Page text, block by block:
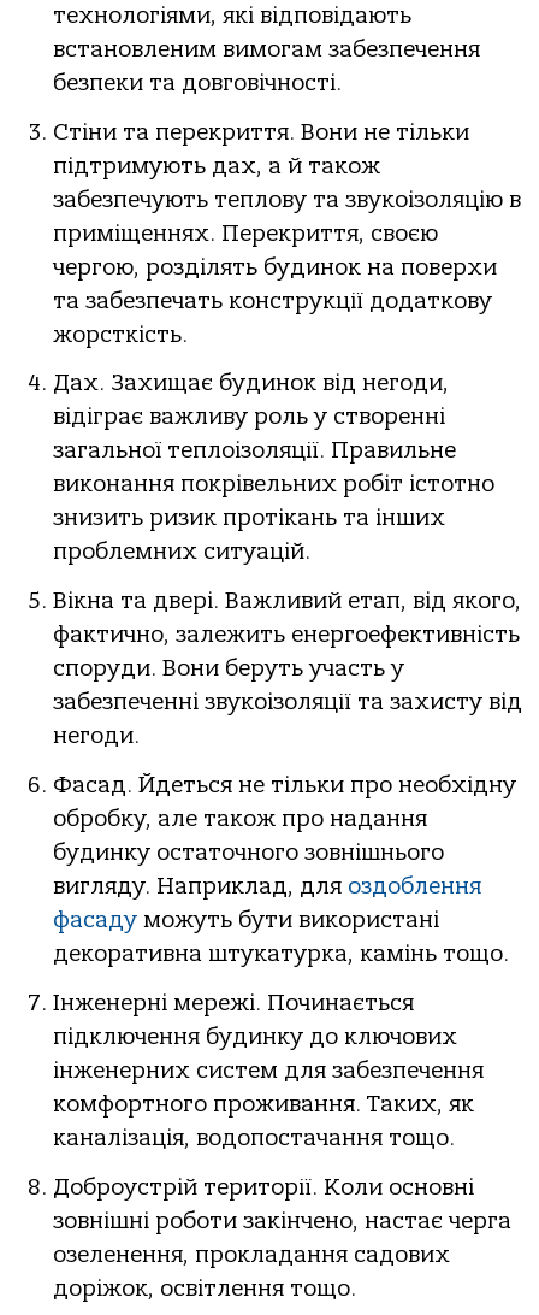
технологіями, які відповідають
встановленим вимогам забезпечення
безпеки та довговічності.
Стіни та перекриття. Вони не тільки
підтримують дах, а й також
забезпечують теплову та звукоізоляцію в
приміщеннях. Перекриття, своєю
чергою, розділять будинок на поверхи
та забезпечать конструкції додаткову
жорсткість.
Дах. Захищає будинок від негоди,
відіграє важливу роль у створенні
загальної теплоізоляції. Правильне
виконання покрівельних робіт істотно
знизить ризик протікань та інших
проблемних ситуацій.
Вікна та двері. Важливий етап, від якого,
фактично, залежить енергоефективність
споруди. Вони беруть участь у
забезпеченні звукоізоляції та захисту від
негоди.
Фасад. Йдеться не тільки про необхідну
обробку, але також про надання
будинку остаточного зовнішнього
вигляду. Наприклад, для оздоблення
фасаду можуть бути використані
декоративна штукатурка, камінь тощо.
Інженерні мережі. Починається
підключення будинку до ключових
інженерних систем для забезпечення
комфортного проживання. Таких, як
каналізація, водопостачання тощо.
Доброустрій території. Коли основні
зовнішні роботи закінчено, настає черга
озеленення, прокладання садових
доріжок, освітлення тощо.